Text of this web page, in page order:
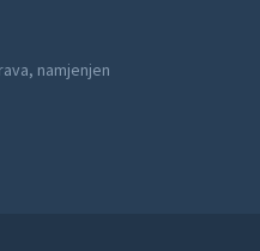
namjenjen